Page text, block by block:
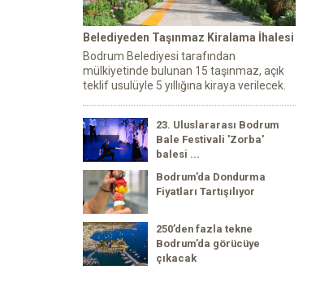
Belediyeden Taşınmaz Kiralama İhalesi
Bodrum Belediyesi tarafından
mülkiyetinde bulunan 15 taşınmaz, açık
teklif usulüyle 5 yıllığına kiraya verilecek.
23. Uluslararası Bodrum
Bale Festivali 'Zorba'
balesi ...
Bodrum’da Dondurma
Fiyatları Tartışılıyor
250’den fazla tekne
Bodrum’da görücüye
çıkacak